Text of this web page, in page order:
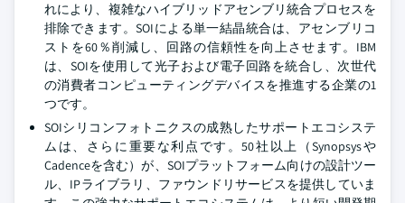
れにより、複雑なハイブリッドアセンブリ統合プロセスを
排除できます。SOIによる単一結晶統合は、アセンブリコ
ストを60％削減し、回路の信頼性を向上させます。IBM
は、SOIを使用して光子および電子回路を統合し、次世代
の消費者コンピューティングデバイスを推進する企業の1
つです。
SOIシリコンフォトニクスの成熟したサポートエコシステ
ムは、さらに重要な利点です。50社以上（Synopsysや
Cadenceを含む）が、SOIプラットフォーム向けの設計ツー
ル、IPライブラリ、ファウンドリサービスを提供していま